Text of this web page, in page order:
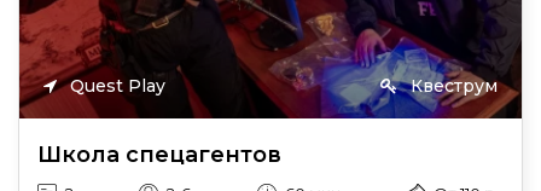
Quest Play Квеструм
Школа спецагентов